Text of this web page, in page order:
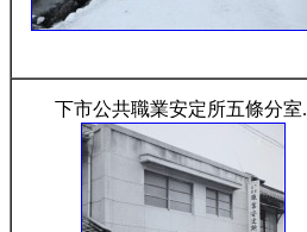
下市公共職業安定所五條分室.